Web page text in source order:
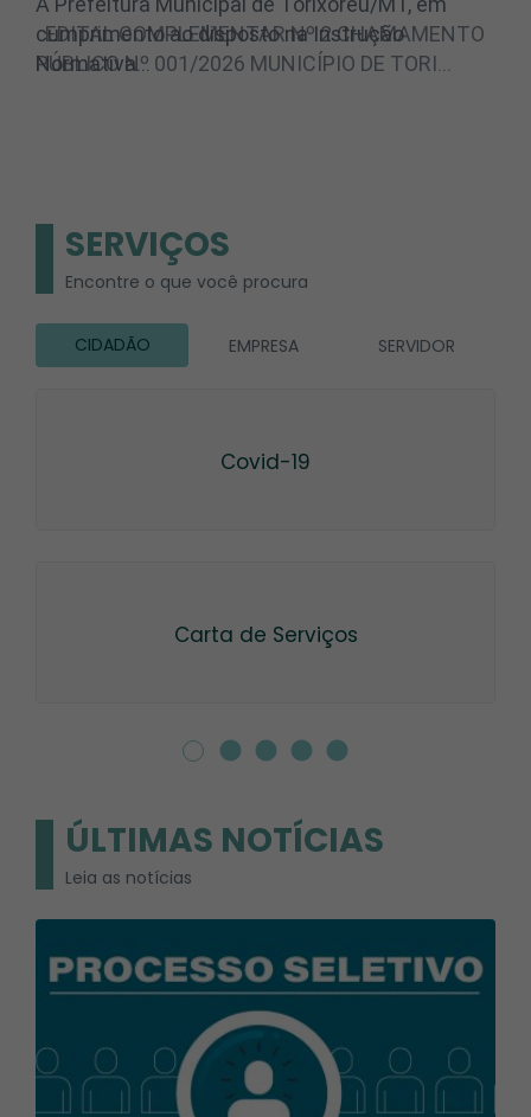
EDITAL COMPLEMENTAR Nº 2 CHAMAMENTO
PÚBLICO Nº 001/2026 MUNICÍPIO DE TORI…
SERVIÇOS
Encontre o que você procura
CIDADÃO EMPRESA SERVIDOR
Covid-19
Carta de Serviços
ÚLTIMAS NOTÍCIAS
Leia as notícias